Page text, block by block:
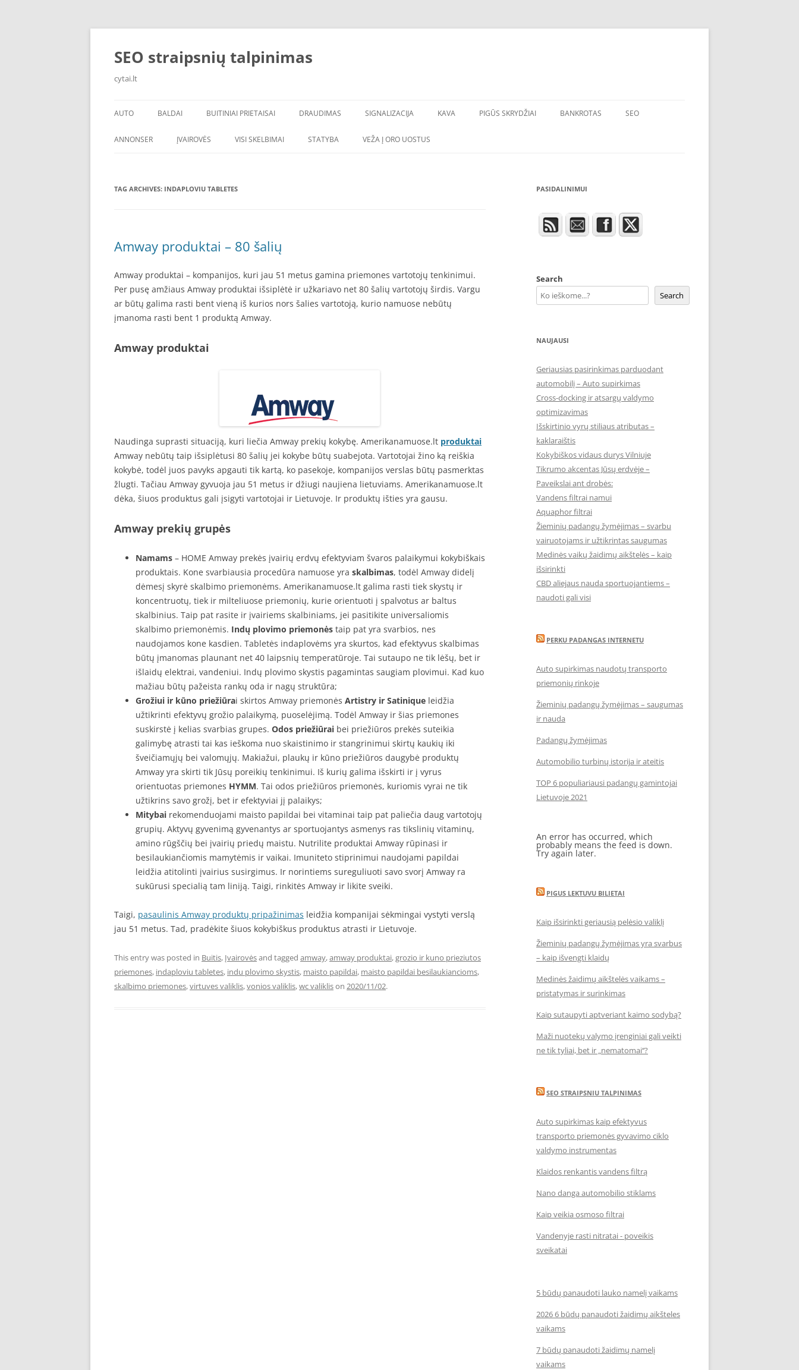
Skip
SEO straipsnių talpinimas
cytai.lt
AUTO
PADANGOS
BALDAI BUITINIAI PRIETAISAI DRAUDIMAS SIGNALIZACIJA KAVA PIGŪS SKRYDŽIAI BANKROTAS SEO
ANNONSER ĮVAIROVĖS VISI SKELBIMAI STATYBA VEŽA Į ORO UOSTUS
TAG ARCHIVES: INDAPLOVIU TABLETES
Amway produktai – 80 šalių
Amway produktai – kompanijos, kuri jau 51 metus gamina priemones vartotojų tenkinimui.
Per pusę amžiaus Amway produktai išsiplėtė ir užkariavo net 80 šalių vartotojų širdis. Vargu
ar būtų galima rasti bent vieną iš kurios nors šalies vartotoją, kurio namuose nebūtų
įmanoma rasti bent 1 produktą Amway.
Amway produktai
Naudinga suprasti situaciją, kuri liečia Amway prekių kokybę. Amerikanamuose.lt produktai
Amway nebūtų taip išsiplėtusi 80 šalių jei kokybe būtų suabejota. Vartotojai žino ką reiškia
kokybė, todėl juos pavyks apgauti tik kartą, ko pasekoje, kompanijos verslas būtų pasmerktas
žlugti. Tačiau Amway gyvuoja jau 51 metus ir džiugi naujiena lietuviams. Amerikanamuose.lt
dėka, šiuos produktus gali įsigyti vartotojai ir Lietuvoje. Ir produktų išties yra gausu.
Amway prekių grupės
Namams – HOME Amway prekės įvairių erdvų efektyviam švaros palaikymui kokybiškais
produktais. Kone svarbiausia procedūra namuose yra skalbimas, todėl Amway didelį
dėmesį skyrė skalbimo priemonėms. Amerikanamuose.lt galima rasti tiek skystų ir
koncentruotų, tiek ir milteliuose priemonių, kurie orientuoti į spalvotus ar baltus
skalbinius. Taip pat rasite ir įvairiems skalbiniams, jei pasitikite universaliomis
skalbimo priemonėmis. Indų plovimo priemonės taip pat yra svarbios, nes
naudojamos kone kasdien. Tabletės indaplovėms yra skurtos, kad efektyvus skalbimas
būtų įmanomas plaunant net 40 laipsnių temperatūroje. Tai sutaupo ne tik lėšų, bet ir
išlaidų elektrai, vandeniui. Indų plovimo skystis pagamintas saugiam plovimui. Kad kuo
mažiau būtų pažeista rankų oda ir nagų struktūra;
Grožiui ir kūno priežiūrai skirtos Amway priemonės Artistry ir Satinique leidžia
užtikrinti efektyvų grožio palaikymą, puoselėjimą. Todėl Amway ir šias priemones
suskirstė į kelias svarbias grupes. Odos priežiūrai bei priežiūros prekės suteikia
galimybę atrasti tai kas ieškoma nuo skaistinimo ir stangrinimui skirtų kaukių iki
šveičiamųjų bei valomųjų. Makiažui, plaukų ir kūno priežiūros daugybė produktų
Amway yra skirti tik Jūsų poreikių tenkinimui. Iš kurių galima išskirti ir į vyrus
orientuotas priemones HYMM. Tai odos priežiūros priemonės, kuriomis vyrai ne tik
užtikrins savo grožį, bet ir efektyviai jį palaikys;
Mitybai rekomenduojami maisto papildai bei vitaminai taip pat paliečia daug vartotojų
grupių. Aktyvų gyvenimą gyvenantys ar sportuojantys asmenys ras tikslinių vitaminų,
amino rūgščių bei įvairių priedų maistu. Nutrilite produktai Amway rūpinasi ir
besilaukiančiomis mamytėmis ir vaikai. Imuniteto stiprinimui naudojami papildai
leidžia atitolinti įvairius susirgimus. Ir norintiems sureguliuoti savo svorį Amway ra
sukūrusi specialią tam liniją. Taigi, rinkitės Amway ir likite sveiki.
Taigi, pasaulinis Amway produktų pripažinimas leidžia kompanijai sėkmingai vystyti verslą
jau 51 metus. Tad, pradėkite šiuos kokybiškus produktus atrasti ir Lietuvoje.
This entry was posted in Buitis, Įvairovėsand tagged amway,amway produktai,grozio ir kuno prieziutos
priemones, indaploviu tabletes, indu plovimo skystis, maisto papildai, maisto papildai besilaukiancioms,
skalbimo priemones,virtuves valiklis,vonios valiklis,wc valiklison 2020/11/02.
PASIDALINIMUI
Search
Search
NAUJAUSI
Geriausias pasirinkimas parduodant
automobilį – Auto supirkimas
Cross-docking ir atsargų valdymo
optimizavimas
Išskirtinio vyrų stiliaus atributas –
kaklaraištis
Kokybiškos vidaus durys Vilniuje
Tikrumo akcentas Jūsų erdvėje –
Paveikslai ant drobės:
Vandens filtrai namui
Aquaphor filtrai
Žieminių padangų žymėjimas – svarbu
vairuotojams ir užtikrintas saugumas
Medinės vaikų žaidimų aikštelės – kaip
išsirinkti
CBD aliejaus nauda sportuojantiems –
naudoti gali visi
PERKU PADANGAS INTERNETU
Auto supirkimas naudotų transporto
priemonių rinkoje
Žieminių padangų žymėjimas – saugumas
ir nauda
Padangų žymėjimas
Automobilio turbinų istorija ir ateitis
TOP 6 populiariausi padangų gamintojai
Lietuvoje 2021
An error has occurred, which
probably means the feed is down.
Try again later.
PIGUS LEKTUVU BILIETAI
Kaip išsirinkti geriausią pelėsio valiklį
Žieminių padangų žymėjimas yra svarbus
– kaip išvengti klaidų
Medinės žaidimų aikštelės vaikams –
pristatymas ir surinkimas
Kaip sutaupyti aptveriant kaimo sodybą?
Maži nuotekų valymo įrenginiai gali veikti
ne tik tyliai, bet ir „nematomai‘‘?
SEO STRAIPSNIU TALPINIMAS
Auto supirkimas kaip efektyvus
transporto priemonės gyvavimo ciklo
valdymo instrumentas
Klaidos renkantis vandens filtrą
Nano danga automobilio stiklams
Kaip veikia osmoso filtrai
Vandenyje rasti nitratai - poveikis
sveikatai
5 būdų panaudoti lauko namelį vaikams
2026 6 būdų panaudoti žaidimų aikšteles
vaikams
7 būdų panaudoti žaidimų namelį
vaikams